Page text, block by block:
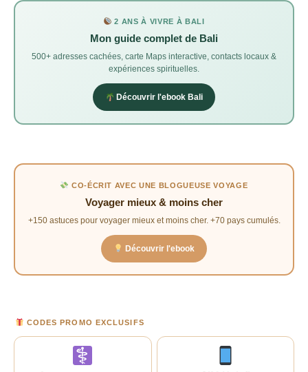
2 ANS À VIVRE À BALI
Mon guide complet de Bali
500+ adresses cachées, carte Maps interactive, contacts locaux &
expériences spirituelles.
Découvrir l'ebook Bali
CO-ÉCRIT AVEC UNE BLOGUEUSE VOYAGE
Voyager mieux & moins cher
+150 astuces pour voyager mieux et moins cher. +70 pays cumulés.
Découvrir l'ebook
CODES PROMO EXCLUSIFS